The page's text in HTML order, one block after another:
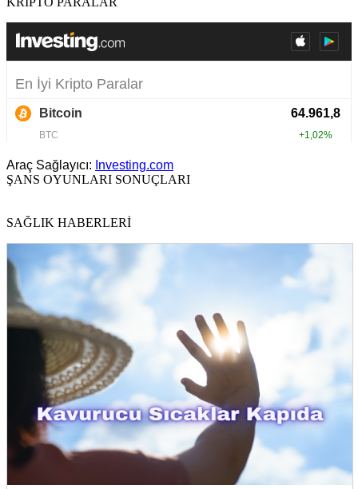
Araç Sağlayıcı: Investing.com
ŞANS OYUNLARI SONUÇLARI
SAĞLIK HABERLERİ